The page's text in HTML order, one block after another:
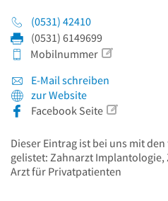
(0531) 42410
(0531) 6149699
Mobilnummer
E-Mail schreiben
zur Website
Facebook Seite
Dieser Eintrag ist bei uns mit
gelistet: Zahnarzt
Arzt für Privatpatienten